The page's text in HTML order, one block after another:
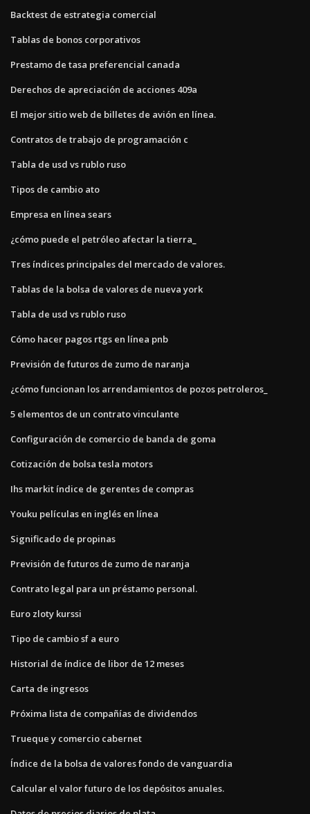
Backtest de estrategia comercial
Tablas de bonos corporativos
Prestamo de tasa preferencial canada
Derechos de apreciación de acciones 409a
El mejor sitio web de billetes de avión en línea.
Contratos de trabajo de programación c
Tabla de usd vs rublo ruso
Tipos de cambio ato
Empresa en línea sears
¿cómo puede el petróleo afectar la tierra_
Tres índices principales del mercado de valores.
Tablas de la bolsa de valores de nueva york
Tabla de usd vs rublo ruso
Cómo hacer pagos rtgs en línea pnb
Previsión de futuros de zumo de naranja
¿cómo funcionan los arrendamientos de pozos petroleros_
5 elementos de un contrato vinculante
Configuración de comercio de banda de goma
Cotización de bolsa tesla motors
Ihs markit índice de gerentes de compras
Youku películas en inglés en línea
Significado de propinas
Previsión de futuros de zumo de naranja
Contrato legal para un préstamo personal.
Euro zloty kurssi
Tipo de cambio sf a euro
Historial de índice de libor de 12 meses
Carta de ingresos
Próxima lista de compañías de dividendos
Trueque y comercio cabernet
Índice de la bolsa de valores fondo de vanguardia
Calcular el valor futuro de los depósitos anuales.